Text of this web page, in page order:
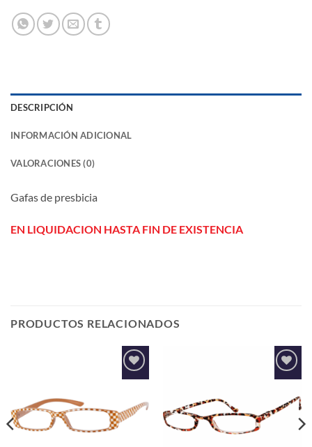
DESCRIPCIÓN
INFORMACIÓN ADICIONAL
VALORACIONES (0)
Gafas de presbicia
EN LIQUIDACION HASTA FIN DE EXISTENCIA
PRODUCTOS RELACIONADOS
Añadir
deseos
Añadir
lista de
deseos